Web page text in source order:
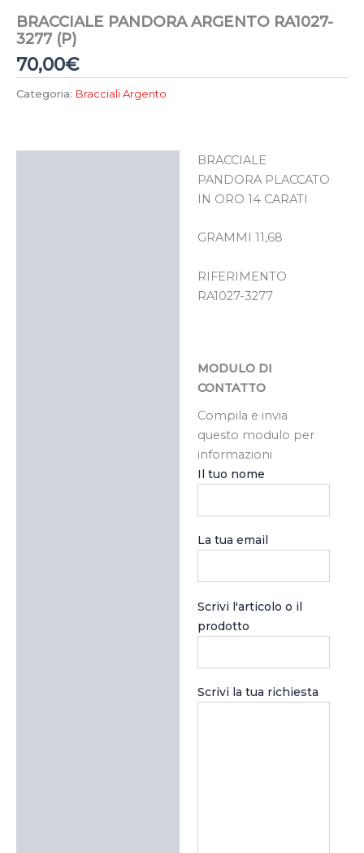
BRACCIALE PANDORA ARGENTO RA1027-
3277 (P)
70,00€
Categoria: Bracciali Argento
BRACCIALE
PANDORA PLACCATO
IN ORO 14 CARATI
GRAMMI 11,68
RIFERIMENTO
RA1027-3277
MODULO DI
CONTATTO
Compila e invia
questo modulo per
informazioni
Il tuo nome
La tua email
Scrivi l'articolo o il
prodotto
Scrivi la tua richiesta